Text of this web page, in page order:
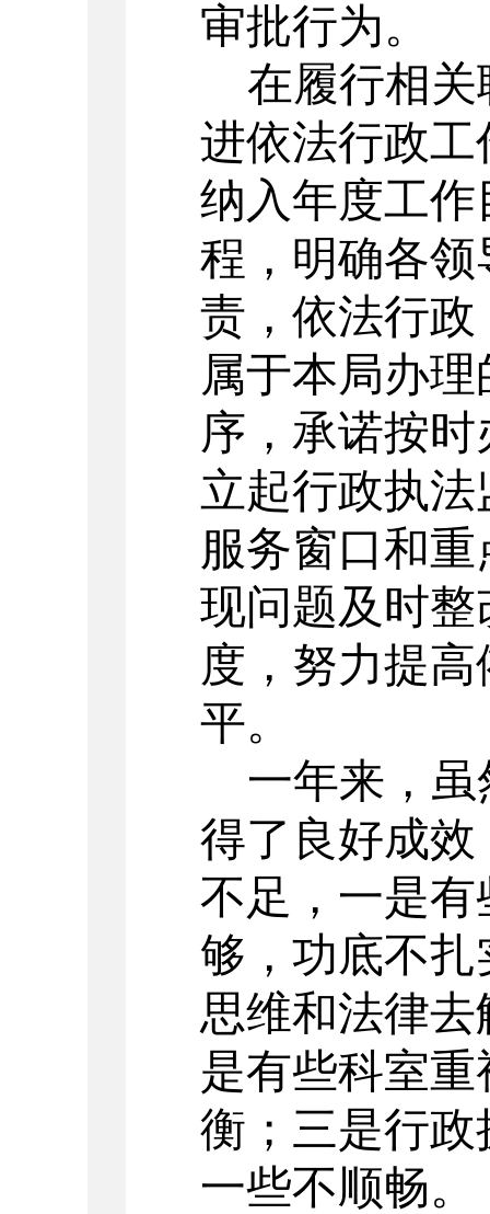
审批行为。
在履行相
进依法行政
纳入年度工
程，明确各
责，依法行
属于本局办
序，承诺按
立起行政执
服务窗口和
现问题及时
度，努力提
平。
一年来，
得了良好成
不足，一是
够，功底不
思维和法律
是有些科室
衡 ； 三是行
一些不顺畅。